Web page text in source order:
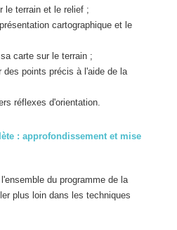
le terrain et le relief ;
cartographique et le
carte sur le terrain ;
des points précis à l'aide de la
réflexes d'orientation.
: approfondissement et mise
du programme de la
plus loin dans les techniques